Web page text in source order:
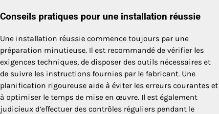
Conseils pratiques pour une installation réussie
Une installation réussie commence toujours par une
préparation minutieuse. Il est recommandé de vérifier les
exigences techniques, de disposer des outils nécessaires et
de suivre les instructions fournies par le fabricant. Une
planification rigoureuse aide à éviter les erreurs courantes et
à optimiser le temps de mise en œuvre. Il est également
judicieux d’effectuer des contrôles réguliers pendant le